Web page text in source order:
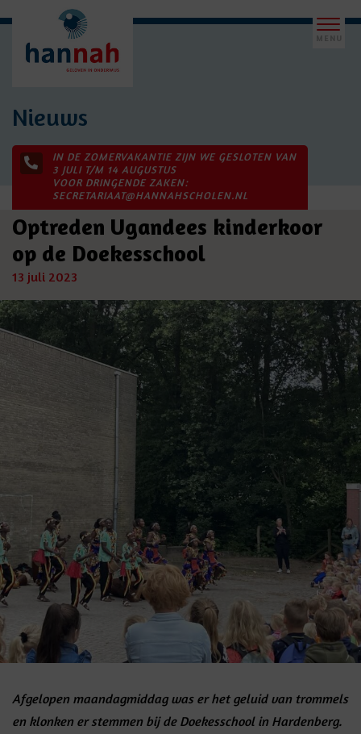
Nieuws
IN DE ZOMERVAKANTIE ZIJN WE GESLOTEN VAN
3 JULI T/M 14 AUGUSTUS
VOOR DRINGENDE ZAKEN:
SECRETARIAAT@HANNAHSCHOLEN.NL
Optreden Ugandees kinderkoor
op de Doekesschool
13 juli 2023
Afgelopen maandagmiddag was er het geluid van trommels
en klonken er stemmen bij de Doekesschool in Hardenberg.